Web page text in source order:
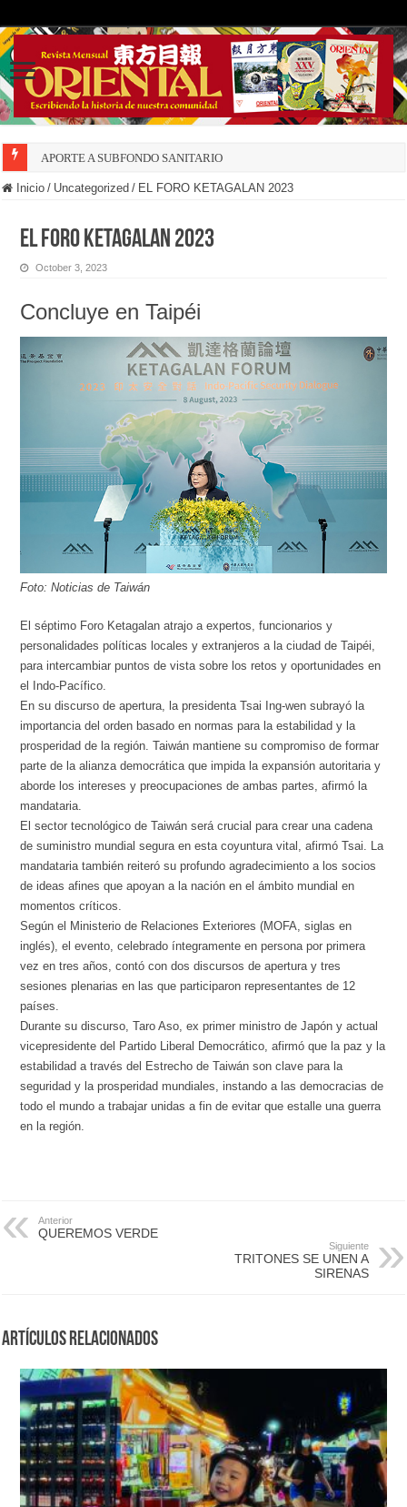
APORTE A SUBFONDO SANITARIO
Inicio / Uncategorized / EL FORO KETAGALAN 2023
EL FORO KETAGALAN 2023
October 3, 2023
Concluye en Taipéi
Foto: Noticias de Taiwán
El séptimo Foro Ketagalan atrajo a expertos, funcionarios y
personalidades políticas locales y extranjeros a la ciudad de Taipéi,
para intercambiar puntos de vista sobre los retos y oportunidades en
el Indo-Pacífico.
En su discurso de apertura, la presidenta Tsai Ing-wen subrayó la
importancia del orden basado en normas para la estabilidad y la
prosperidad de la región. Taiwán mantiene su compromiso de formar
parte de la alianza democrática que impida la expansión autoritaria y
aborde los intereses y preocupaciones de ambas partes, afirmó la
mandataria.
El sector tecnológico de Taiwán será crucial para crear una cadena
de suministro mundial segura en esta coyuntura vital, afirmó Tsai. La
mandataria también reiteró su profundo agradecimiento a los socios
de ideas afines que apoyan a la nación en el ámbito mundial en
momentos críticos.
Según el Ministerio de Relaciones Exteriores (MOFA, siglas en
inglés), el evento, celebrado íntegramente en persona por primera
vez en tres años, contó con dos discursos de apertura y tres
sesiones plenarias en las que participaron representantes de 12
países.
Durante su discurso, Taro Aso, ex primer ministro de Japón y actual
vicepresidente del Partido Liberal Democrático, afirmó que la paz y la
estabilidad a través del Estrecho de Taiwán son clave para la
seguridad y la prosperidad mundiales, instando a las democracias de
todo el mundo a trabajar unidas a fin de evitar que estalle una guerra
en la región.
Anterior
QUEREMOS VERDE
Siguiente
TRITONES SE UNEN A
SIRENAS
Artículos Relacionados